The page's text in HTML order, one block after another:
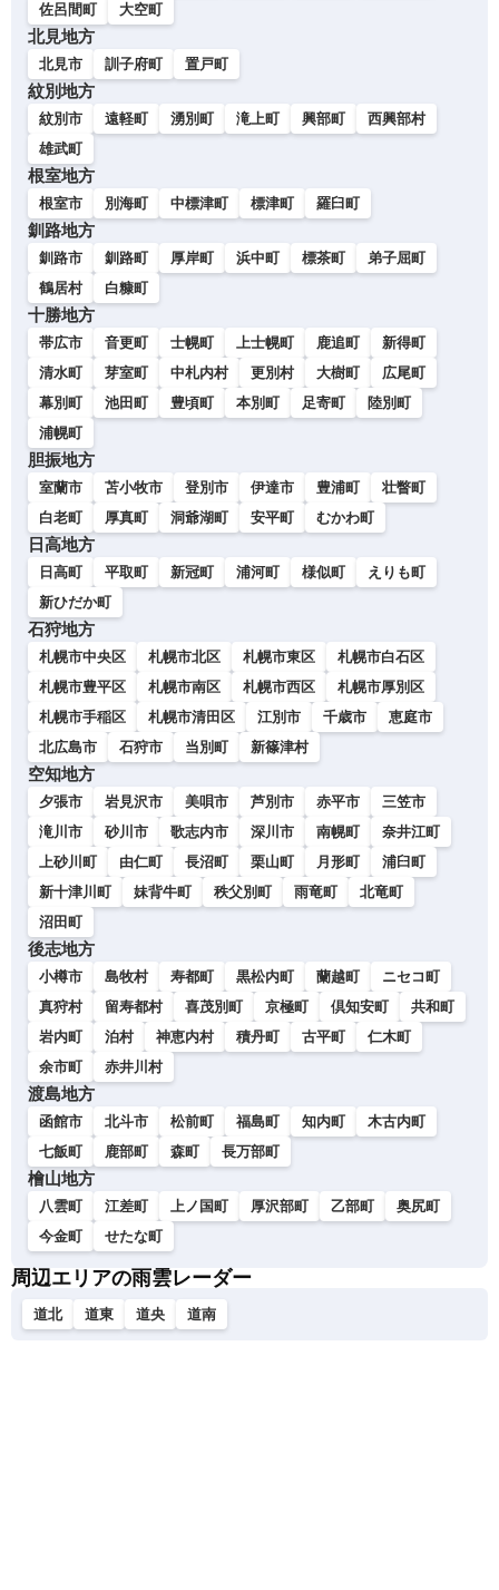
佐呂間町
大空町
北見地方
北見市 訓子府町 置戸町
紋別地方
紋別市 遠軽町 湧別町 滝上町 興部町
西興部村
雄武町
根室地方
根室市 別海町 中標津町 標津町 羅臼町
釧路地方
釧路市 釧路町 厚岸町 浜中町 標茶町
弟子屈町
鶴居村
白糠町
十勝地方
帯広市 音更町 士幌町 上士幌町 鹿追町
新得町
清水町
芽室町 中札内村 更別村 大樹町
広尾町
幕別町
池田町 豊頃町 本別町 足寄町
陸別町
浦幌町
胆振地方
室蘭市 苫小牧市 登別市 伊達市 豊浦町
壮瞥町
白老町
厚真町 洞爺湖町 安平町 むかわ町
日高地方
日高町 平取町 新冠町 浦河町 様似町
えりも町
新ひだか町
石狩地方
札幌市中央区 札幌市北区 札幌市東区
札幌市白石区
札幌市豊平区
札幌市南区 札幌市西区
札幌市厚別区
札幌市手稲区
札幌市清田区 江別市 千歳市
恵庭市
北広島市
石狩市 当別町 新篠津村
空知地方
夕張市 岩見沢市 美唄市 芦別市 赤平市
三笠市
滝川市
砂川市 歌志内市 深川市 南幌町
奈井江町
上砂川町
由仁町 長沼町 栗山町 月形町
浦臼町
新十津川町
妹背牛町 秩父別町 雨竜町
北竜町
沼田町
後志地方
小樽市 島牧村 寿都町 黒松内町 蘭越町
ニセコ町
真狩村
留寿都村 喜茂別町 京極町 倶知安町
共和町
岩内町
泊村 神恵内村 積丹町 古平町
仁木町
余市町
赤井川村
渡島地方
函館市 北斗市 松前町 福島町 知内町
木古内町
七飯町
鹿部町 森町 長万部町
檜山地方
八雲町 江差町 上ノ国町 厚沢部町 乙部町
奥尻町
今金町
せたな町
周辺エリアの雨雲レーダー
道北 道東 道央 道南